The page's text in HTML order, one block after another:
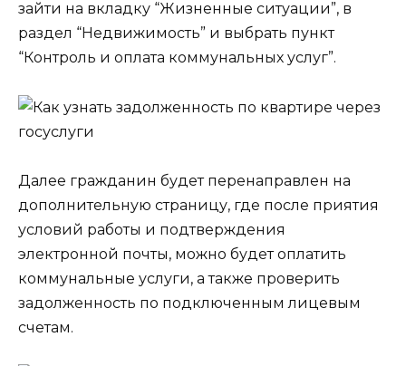
зайти на вкладку “Жизненные ситуации”, в
раздел “Недвижимость” и выбрать пункт
“Контроль и оплата коммунальных услуг”.
Далее гражданин будет перенаправлен на
дополнительную страницу, где после приятия
условий работы и подтверждения
электронной почты, можно будет оплатить
коммунальные услуги, а также проверить
задолженность по подключенным лицевым
счетам.